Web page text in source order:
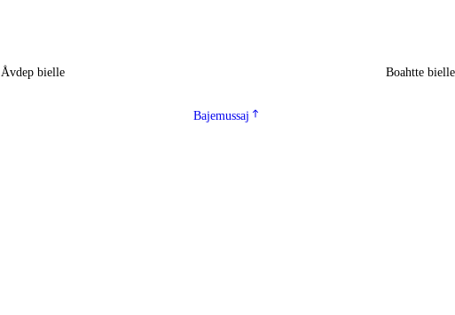
Åvdep bielle Boahtte bielle
Bajemussaj